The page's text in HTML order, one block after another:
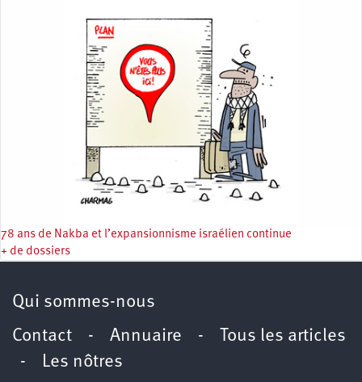
78 ans de Nakba et l’expansionnisme israélien continue
+ de dossiers
Qui sommes-nous
Contact - Annuaire - Tous les articles
-
Les nôtres